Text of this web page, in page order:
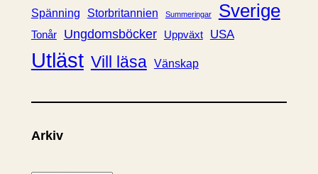
Spänning Storbritannien Summeringar Sverige
Tonår Ungdomsböcker Uppväxt USA
Utläst Vill läsa Vänskap
Arkiv